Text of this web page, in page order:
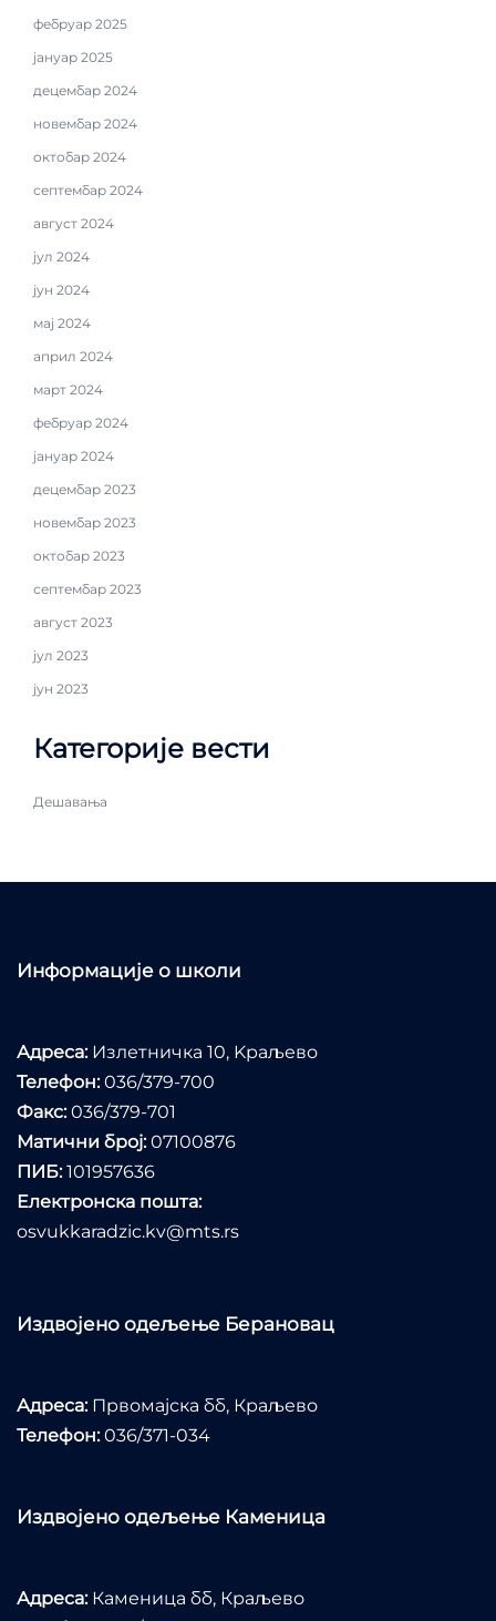
фебруар 2025
јануар 2025
децембар 2024
новембар 2024
октобар 2024
септембар 2024
август 2024
јул 2024
јун 2024
мај 2024
април 2024
март 2024
фебруар 2024
јануар 2024
децембар 2023
новембар 2023
октобар 2023
септембар 2023
август 2023
јул 2023
јун 2023
Категорије вести
Дешавања
Информације о школи
Адреса:Излетничка 10, Kраљево
Телефон:036/379-700
Факс:036/379-701
Матични број:07100876
ПИБ:101957636
Електронска пошта:
osvukkaradzic.kv@mts.rs
Издвојено одељење Берановац
Адреса:Првомајска бб, Краљево
Телефон:036/371-034
Издвојено одељење Каменица
Адреса:Каменица бб, Краљево